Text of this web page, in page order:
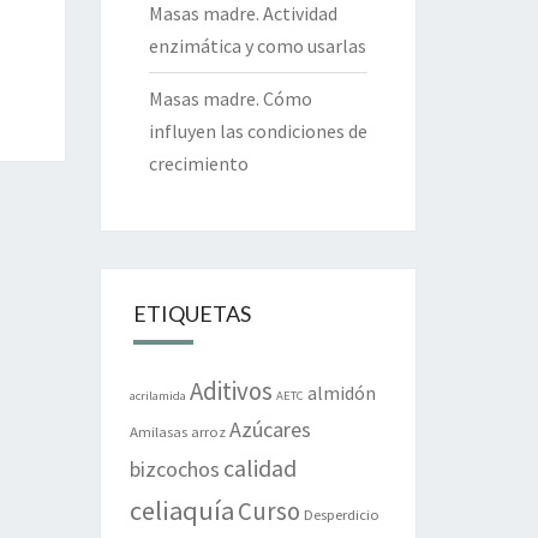
Masas madre. Actividad
enzimática y como usarlas
Masas madre. Cómo
influyen las condiciones de
crecimiento
ETIQUETAS
acrilamida Aditivos AETC almidón
Amilasas arroz Azúcares
bizcochos calidad
celiaquíaCurso Desperdicio